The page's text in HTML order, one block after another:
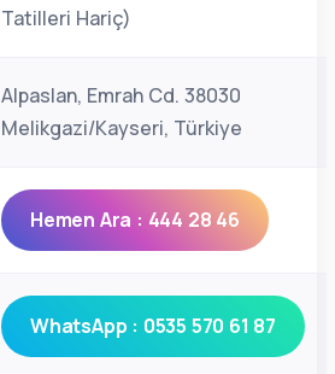
Tatilleri Hariç)
Alpaslan, Emrah Cd. 38030
Melikgazi/Kayseri, Türkiye
Hemen Ara : 444 28 46
WhatsApp : 0535 570 61 87